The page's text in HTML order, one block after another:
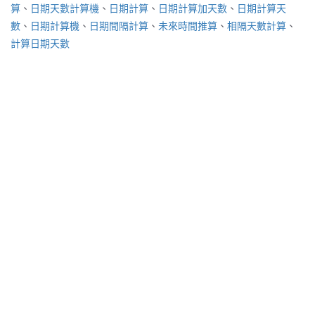
算 、 日期天數計算機 、 日期計算 、 日期計算加天數 、 日期計算天
數 、 日期計算機 、 日期間隔計算 、 未來時間推算 、 相隔天數計算 、
計算日期天數